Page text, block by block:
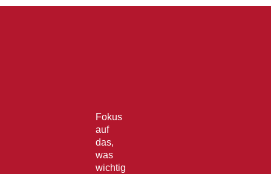
Fokus
auf
das,
was
wichtig